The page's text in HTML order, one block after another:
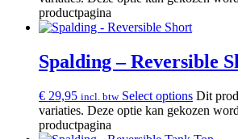
productpagina
Spalding – Reversible
€ 29,95 incl. btw Select options Dit
variaties. Deze optie kan gekozen
productpagina